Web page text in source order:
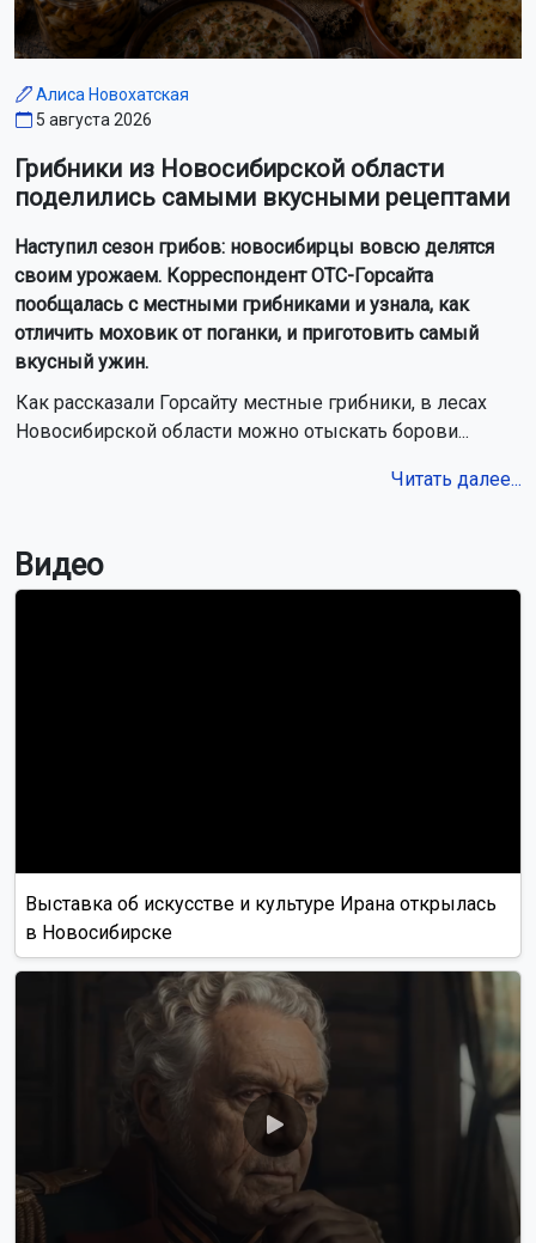
Алиса Новохатская
5 августа 2026
Грибники из Новосибирской области
поделились самыми вкусными рецептами
Наступил сезон грибов: новосибирцы вовсю делятся
своим урожаем. Корреспондент ОТС-Горсайта
пообщалась с местными грибниками и узнала, как
отличить моховик от поганки, и приготовить самый
вкусный ужин.
Как рассказали Горсайту местные грибники, в лесах
Новосибирской области можно отыскать борови...
Читать далее...
Видео
Выставка об искусстве и культуре Ирана открылась
в Новосибирске